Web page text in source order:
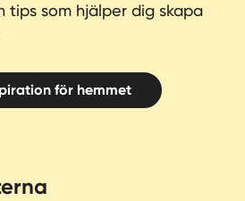
tips som hjälper dig skapa
för hemmet